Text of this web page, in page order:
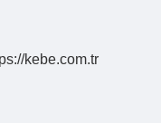
kebe.com.tr